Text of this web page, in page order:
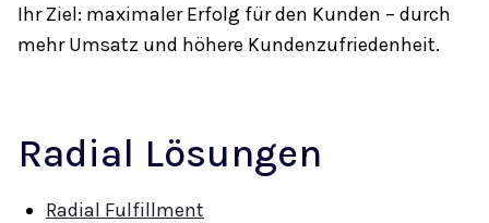
Ihr Ziel: maximaler Erfolg für den Kunden – durch
mehr Umsatz und höhere Kundenzufriedenheit.
Radial Lösungen
Radial Fulfillment